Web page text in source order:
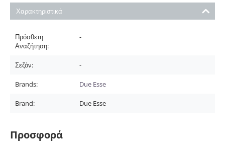
Χαρακτηριστικά
Πρόσθετη
Αναζήτηση:
-
Σεζόν: -
Brands: Due Esse
Brand: Due Esse
Προσφορά